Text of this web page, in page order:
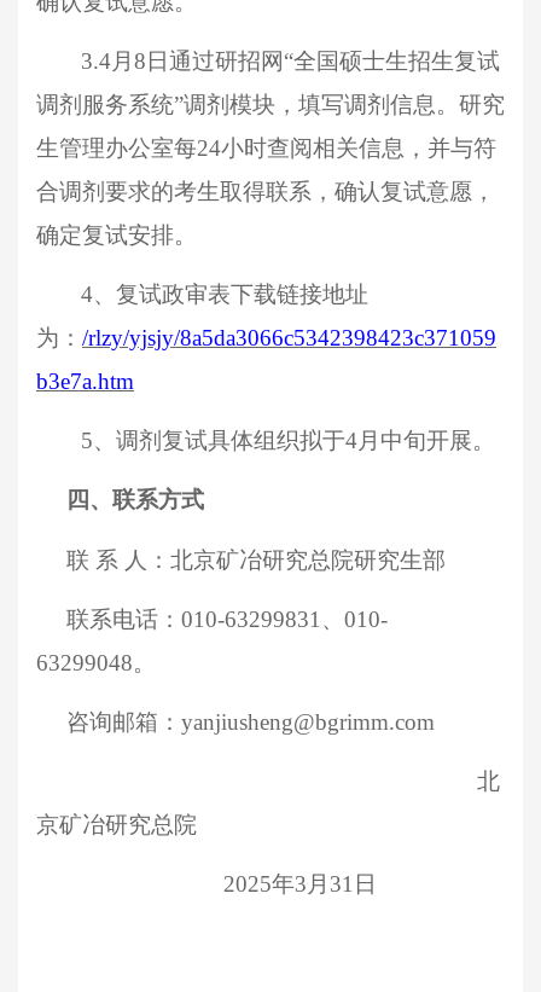
3.4月8日通过研招网“全国硕士生招生复试
调剂服务系统”调剂模块，填写调剂信息。研究
生管理办公室每24小时查阅相关信息，并与符
合调剂要求的考生取得联系，确认复试意愿，
确定复试安排。
4、 复试政审表下载链接地址
为 ： /rlzy/yjsjy/8a5da3066c5342398423c371059
b3e7a.htm
5、 调剂复试具体组织拟于4月中旬开展。
四、联系方式
联 系 人：北京矿冶研究总院研究生部
联系电话： 010-63299831、010-
63299048。
咨询邮箱： yanjiusheng@bgrimm.com
北
京矿冶研究总院
2025年3月 31 日